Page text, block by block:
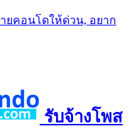
ยคอนโดให้ด่วน, อยาก
รับจ้างโพส